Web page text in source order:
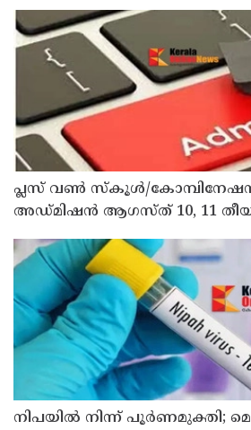
പ്ലസ് വൺ സ്‌കൂൾ/
അഡ്മിഷൻ ആഗസ്ത് 10, 11
നിപയിൽ നിന്ന് പൂർണമുക്തി;